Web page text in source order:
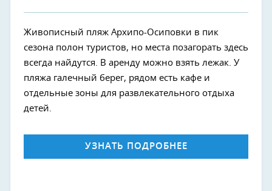
Живописный пляж Архипо-Осиповки в пик
сезона полон туристов, но места позагорать здесь
всегда найдутся. В аренду можно взять лежак. У
пляжа галечный берег, рядом есть кафе и
отдельные зоны для развлекательного отдыха
детей.
УЗНАТЬ ПОДРОБНЕЕ